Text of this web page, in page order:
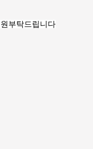
부탁드립니다